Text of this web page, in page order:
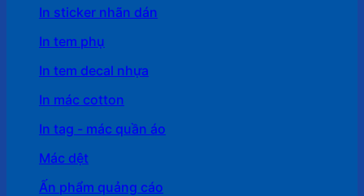
In sticker nhãn dán
In tem phụ
In tem decal nhựa
In mác cotton
In tag - mác quần áo
Mác dệt
Ấn phẩm quảng cáo